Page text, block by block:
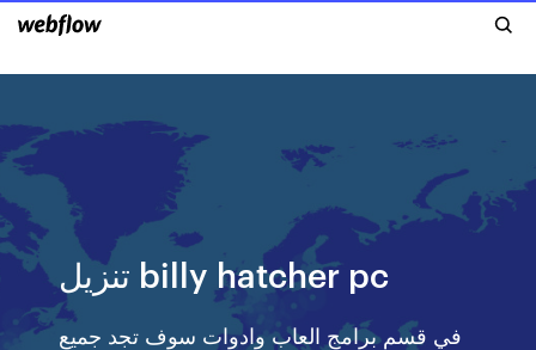
تنزيل billy hatcher pc
في قسم برامج العاب وادوات سوف تجد جميع